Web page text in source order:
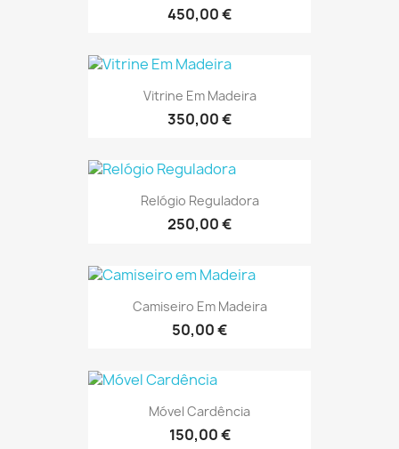
450,00 €
Vitrine Em Madeira
350,00 €
Relógio Reguladora
250,00 €
Camiseiro Em Madeira
50,00 €
Móvel Cardência
150,00 €